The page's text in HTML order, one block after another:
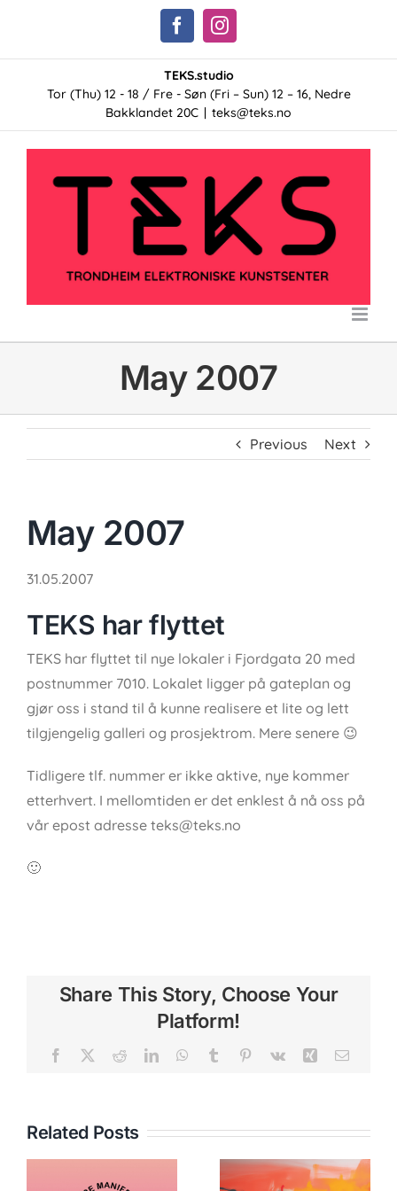
content
FacebookInstagram
TEKS.studio
Tor (Thu) 12 - 18 / Fre - Søn (Fri – Sun) 12 – 16, Nedre
Bakklandet 20C
teks@teks.no
May 2007
Previous Next
May 2007
31.05.2007
TEKS har flyttet
TEKS har flyttet til nye lokaler i Fjordgata 20 med
postnummer 7010. Lokalet ligger på gateplan og
gjør oss i stand til å kunne realisere et lite og lett
tilgjengelig galleri og prosjektrom. Mere senere 😉
Tidligere tlf. nummer er ikke aktive, nye kommer
etterhvert. I mellomtiden er det enklest å nå oss på
vår epost adresse teks@teks.no
🙂
Share This Story, Choose Your
Platform!
Facebook RedditLinkedInWhatsApp
Tumblr Pinterest
Vk Xing Email
Related Posts
GOLDEN